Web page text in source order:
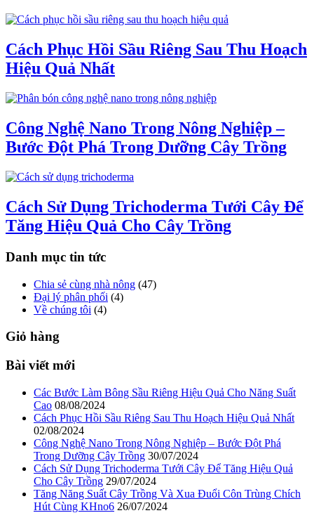
Cách Phục Hồi Sầu Riêng Sau Thu Hoạch
Hiệu Quả Nhất
Công Nghệ Nano Trong Nông Nghiệp –
Bước Đột Phá Trong Dưỡng Cây Trồng
Cách Sử Dụng Trichoderma Tưới Cây Để
Tăng Hiệu Quả Cho Cây Trồng
Danh mục tin tức
Chia sẻ cùng nhà nông (47)
Đại lý phân phối (4)
Về chúng tôi (4)
Giỏ hàng
Bài viết mới
Các Bước Làm Bông Sầu Riêng Hiệu Quả Cho Năng Suất
Cao 08/08/2024
Cách Phục Hồi Sầu Riêng Sau Thu Hoạch Hiệu Quả Nhất
02/08/2024
Công Nghệ Nano Trong Nông Nghiệp – Bước Đột Phá
Trong Dưỡng Cây Trồng 30/07/2024
Cách Sử Dụng Trichoderma Tưới Cây Để Tăng Hiệu Quả
Cho Cây Trồng 29/07/2024
Tăng Năng Suất Cây Trồng Và Xua Đuổi Côn Trùng Chích
Hút Cùng KHno6 26/07/2024